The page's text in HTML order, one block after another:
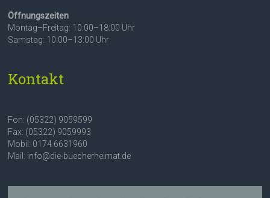
Öffnungszeiten
Montag–Freitag: 10:00–18:00 Uhr
Samstag: 10:00–13:00 Uhr
Kontakt
Fon: (05322) 9059599
Fax: (05322) 9059993
Mobil: 0174 6631960
Mail: info@die-buecherheimat.de